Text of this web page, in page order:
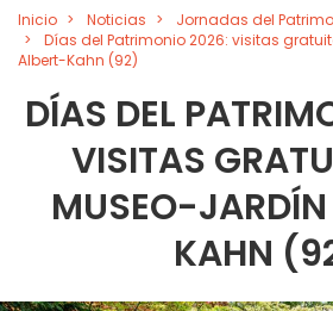
Inicio Noticias
Jornadas del
Días del Patrimonio 2026: visitas
Albert-Kahn (92)
DÍAS DEL
VISITAS
MUSEO-
KAHN